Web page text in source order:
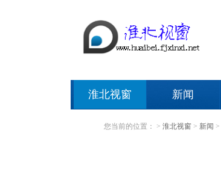
淮北视窗 新闻
您当前的位置： > 淮北视窗 > 新闻 >